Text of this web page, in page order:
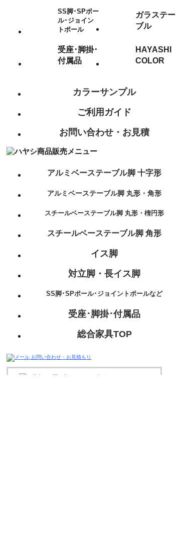
SS脚･SPポー
ル･ジョイン
トポール
ガラステー
ブル
受座･脚掛･
付属品
HAYASHI
COLOR
カラーサンプル
ご利用ガイド
お問い合わせ・お見積
アルミベーステーブル脚 十字形
アルミベーステーブル脚 丸形・角形
スチールベーステーブル脚 丸形・楕円形
スチールベーステーブル脚 角形
イス脚
対立脚・長イス脚
SS脚･SPポール･ジョイントポールなど
受座･脚掛･付属品
総合家具TOP